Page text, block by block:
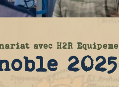
avec H2R
2025